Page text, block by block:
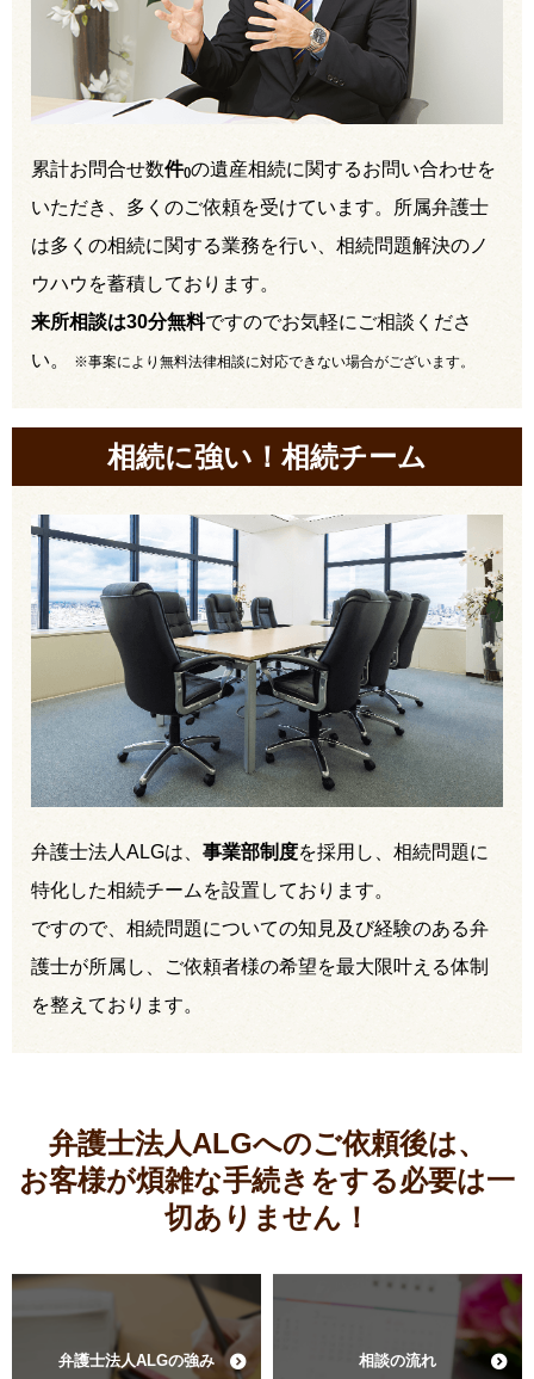
累計お問合せ数件()の遺産相続に関するお問い合わせを
いただき、多くのご依頼を受けています。所属弁護士
は多くの相続に関する業務を行い、相続問題解決のノ
ウハウを蓄積しております。
来所相談は30分無料ですのでお気軽にご相談くださ
い。
※事案により無料法律相談に対応できない場合がございます。
相続に強い！相続チーム
弁護士法人ALGは、 事業部制度を採用し、相続問題に
特化した相続チームを設置しております。
ですので、相続問題についての知見及び経験のある弁
護士が所属し、ご依頼者様の希望を最大限叶える体制
を整えております。
弁護士法人ALGへのご依頼後は、
お客様が煩雑な手続きをする必要は一
切ありません！
弁護士法人ALGの強み 相談の流れ